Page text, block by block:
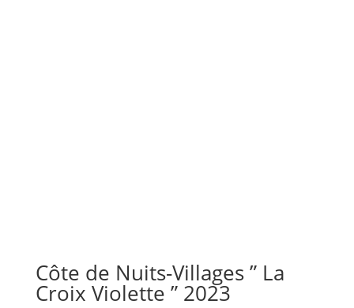
Côte de Nuits-Villages ” La
Croix Violette ” 2023